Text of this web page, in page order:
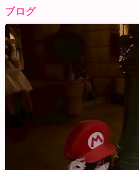
ブログ